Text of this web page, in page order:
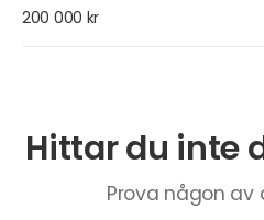
200 000 kr
Hittar du inte
Prova någon av